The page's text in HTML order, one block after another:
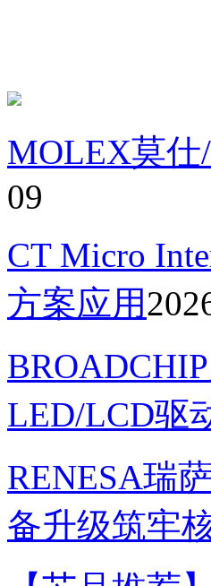
MOLEX莫
09
CT Micro
方案应用
LED/LCD驱
RENESA瑞
备升级筑牢